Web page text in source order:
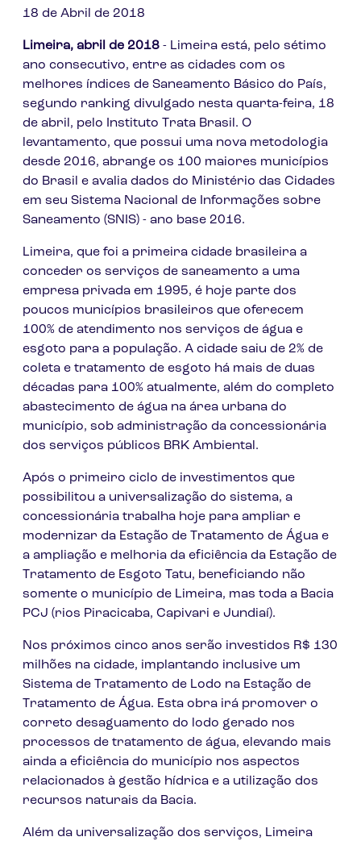
18 de Abril de 2018
Limeira, abril de 2018 - Limeira está, pelo sétimo
ano consecutivo, entre as cidades com os
melhores índices de Saneamento Básico do País,
segundo ranking divulgado nesta quarta-feira, 18
de abril, pelo Instituto Trata Brasil. O
levantamento, que possui uma nova metodologia
desde 2016, abrange os 100 maiores municípios
do Brasil e avalia dados do Ministério das Cidades
em seu Sistema Nacional de Informações sobre
Saneamento (SNIS) - ano base 2016.
Limeira, que foi a primeira cidade brasileira a
conceder os serviços de saneamento a uma
empresa privada em 1995, é hoje parte dos
poucos municípios brasileiros que oferecem
100% de atendimento nos serviços de água e
esgoto para a população. A cidade saiu de 2% de
coleta e tratamento de esgoto há mais de duas
décadas para 100% atualmente, além do completo
abastecimento de água na área urbana do
município, sob administração da concessionária
dos serviços públicos BRK Ambiental.
Após o primeiro ciclo de investimentos que
possibilitou a universalização do sistema, a
concessionária trabalha hoje para ampliar e
modernizar da Estação de Tratamento de Água e
a ampliação e melhoria da eficiência da Estação de
Tratamento de Esgoto Tatu, beneficiando não
somente o município de Limeira, mas toda a Bacia
PCJ (rios Piracicaba, Capivari e Jundiaí).
Nos próximos cinco anos serão investidos R$ 130
milhões na cidade, implantando inclusive um
Sistema de Tratamento de Lodo na Estação de
Tratamento de Água. Esta obra irá promover o
correto desaguamento do lodo gerado nos
processos de tratamento de água, elevando mais
ainda a eficiência do município nos aspectos
relacionados à gestão hídrica e a utilização dos
recursos naturais da Bacia.
Além da universalização dos serviços, Limeira